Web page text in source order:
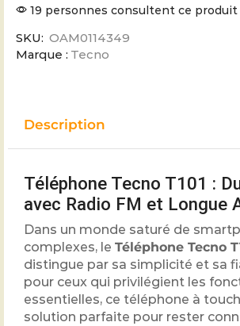
19 personnes consultent ce
SKU: OAM0114349
Marque : Tecno
Description
Téléphone Tecno T101 :
avec Radio FM et Longue
Dans un monde saturé de
complexes, le Téléphone Tecno
distingue par sa simplicité et sa
pour ceux qui privilégient les
essentielles, ce téléphone à
solution parfaite pour rester